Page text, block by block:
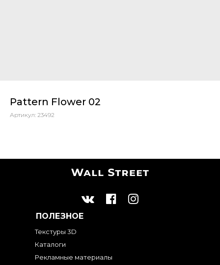
Pattern Flower 02
Артикул: 23492
ПОЛЕЗНОЕ
Текстуры 3D
Каталоги
Рекламные материалы